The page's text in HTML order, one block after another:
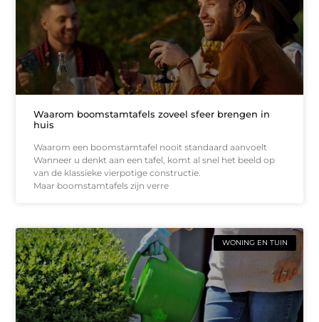
Waarom boomstamtafels zoveel sfeer brengen in
huis
Waarom een boomstamtafel nooit standaard aanvoelt
Wanneer u denkt aan een tafel, komt al snel het beeld op
van de klassieke vierpotige constructie.
Maar boomstamtafels zijn verre
WONING EN TUIN